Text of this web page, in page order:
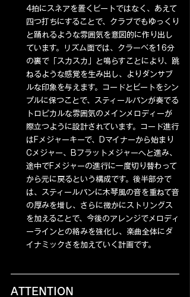
4拍にスネアを置くビートではなく、あえて
四つ打ちにすることで、クラブでもゆっくり
と踊れるような雰囲気を意図的に作り出し
ています。リズム面では、クラーベを16分
の裏で「スカスカ」と鳴らすことにより、跳
ねるような感覚を生み出し、よりダンサブ
ルな印象を与えます。コードとビートをシン
プルに保つことで、スティールパンが奏でる
トロピカルな雰囲気のメインメロディーが
際立つように設計されています。コード進行
はFメジャーキーで、Dマイナーから始まり
Cメジャー、Bフラットメジャーへと進み、
途中でFメジャーの進行に一度切り替わって
から元に戻るという構成です。後半部分で
は、スティールパンに木琴風の音を重ねて音
の厚みを増し、さらに微かにストリングス
を加えることで、今後のアレンジでメロディ
ーラインとの絡みを強化し、楽曲全体にダ
イナミックさを加えていく計画です。
ATTENTION